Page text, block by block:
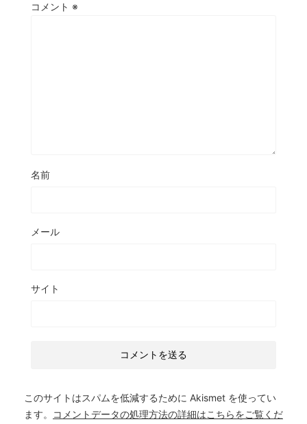
コメント ※
名前
メール
サイト
このサイトはスパムを低減するために Akismet を使ってい
ます。
コメントデータの処理方法の詳細はこちらをご覧くだ